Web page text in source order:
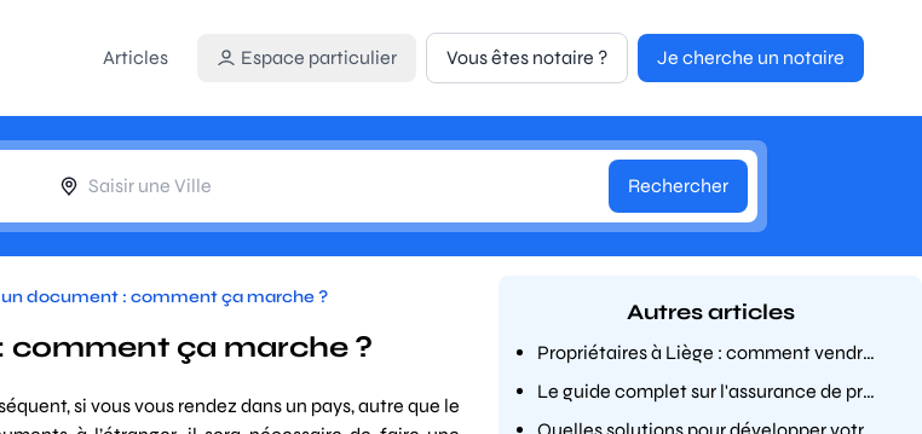
Articles
Espace particulier Vous êtes notaire ? Je cherche un notaire
Rechercher
document : comment ça marche ?
comment ça marche ?
si vous vous rendez dans un pays, autre que le
Autres articles
Propriétaires à Liège : comment vendre un immeuble occupé en toute légalité ?
Le guide complet sur l'assurance de prêt immobilier pour les seniors